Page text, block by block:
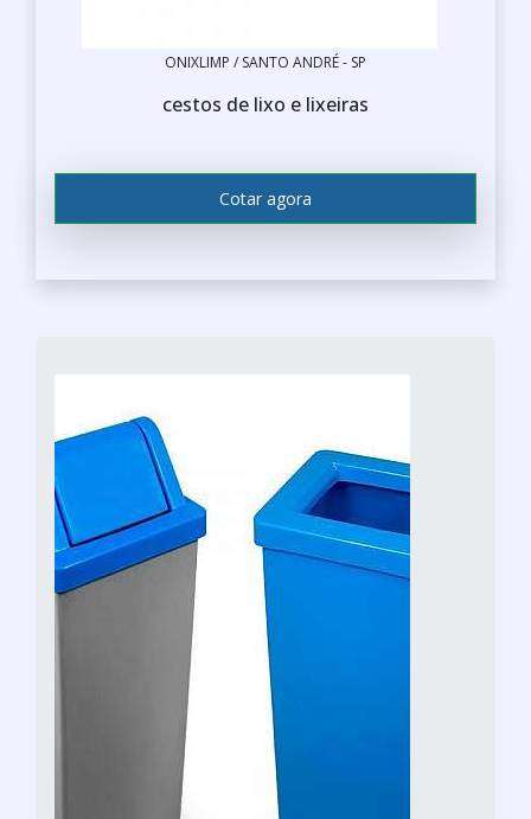
ONIXLIMP / SANTO ANDRÉ - SP
cestos de lixo e lixeiras
Cotar agora